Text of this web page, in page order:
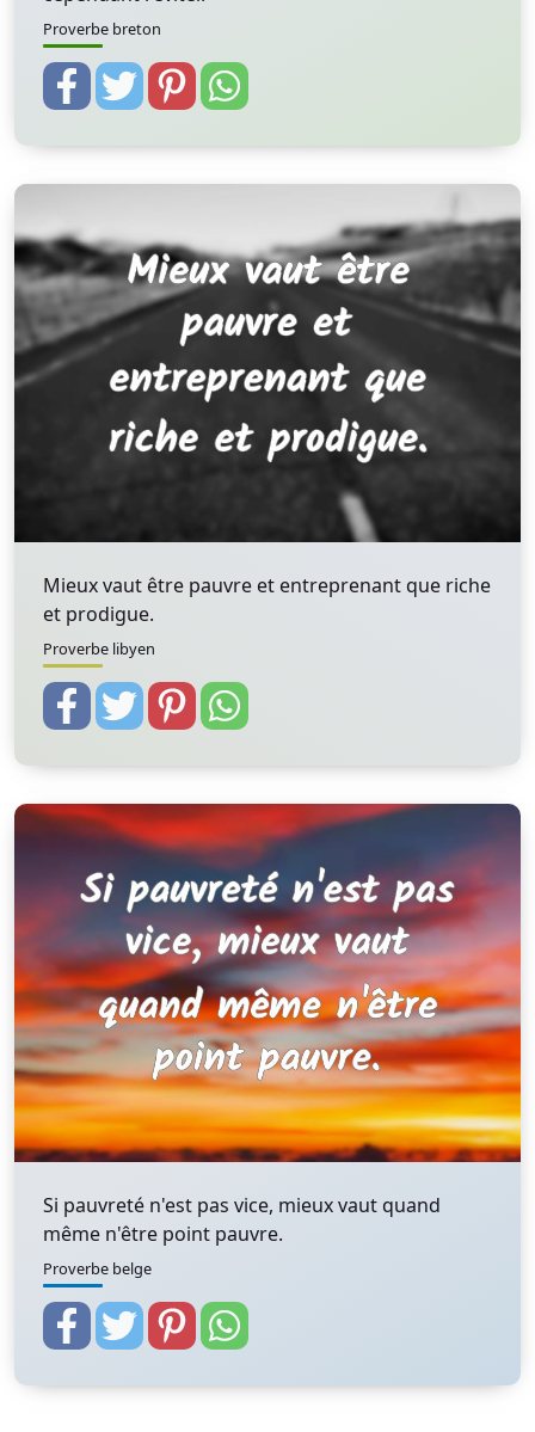
Proverbe breton
Mieux vaut être pauvre et entreprenant que riche
et prodigue.
Proverbe libyen
Si pauvreté n'est pas vice, mieux vaut quand
même n'être point pauvre.
Proverbe belge